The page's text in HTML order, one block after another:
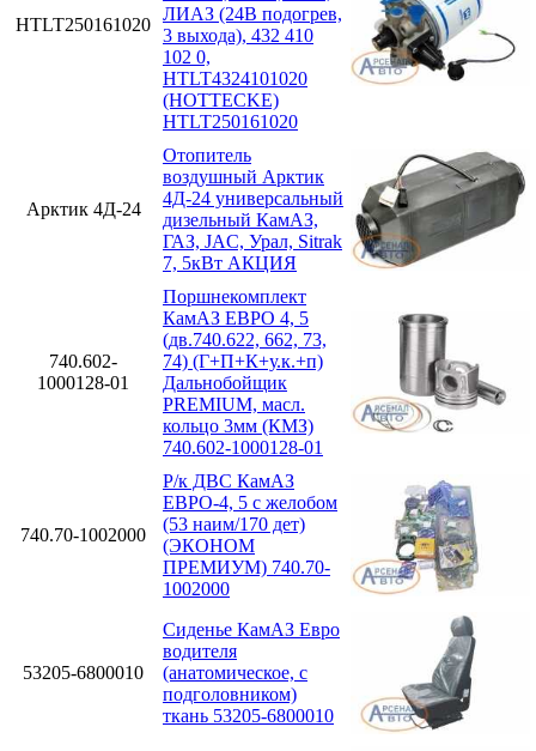
HTLT250161020
ЛИАЗ (24В подогрев,
3 выхода), 432 410
102 0,
HTLT4324101020
(HOTTECKE)
HTLT250161020
Арктик 4Д-24
Отопитель
воздушный Арктик
4Д-24 универсальный
дизельный КамАЗ,
ГАЗ, JAC, Урал, Sitrak
7, 5кВт АКЦИЯ
740.602-
1000128-01
Поршнекомплект
КамАЗ ЕВРО 4, 5
(дв.740.622, 662, 73,
74) (Г+П+К+у.к.+п)
Дальнобойщик
PREMIUM, масл.
кольцо 3мм (КМЗ)
740.602-1000128-01
740.70-1002000
Р/к ДВС КамАЗ
ЕВРО-4, 5 с желобом
(53 наим/170 дет)
(ЭКОНОМ
ПРЕМИУМ) 740.70-
1002000
53205-6800010
Сиденье КамАЗ Евро
водителя
(анатомическое, с
подголовником)
ткань 53205-6800010